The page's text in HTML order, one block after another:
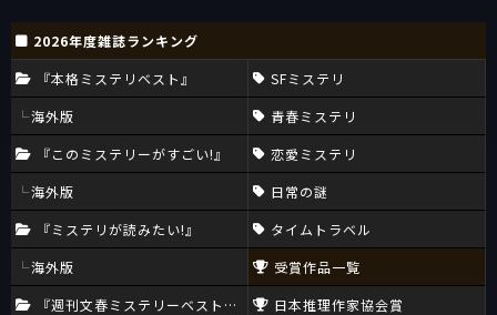
2026年度雑誌ランキング
『本格ミステリベスト』
海外版
『このミステリーがすごい!』
海外版
『ミステリが読みたい!』
海外版
『週刊文春ミステリーベスト10』
SFミステリ
青春ミステリ
恋愛ミステリ
日常の謎
タイムトラベル
受賞作品一覧
日本推理作家協会賞